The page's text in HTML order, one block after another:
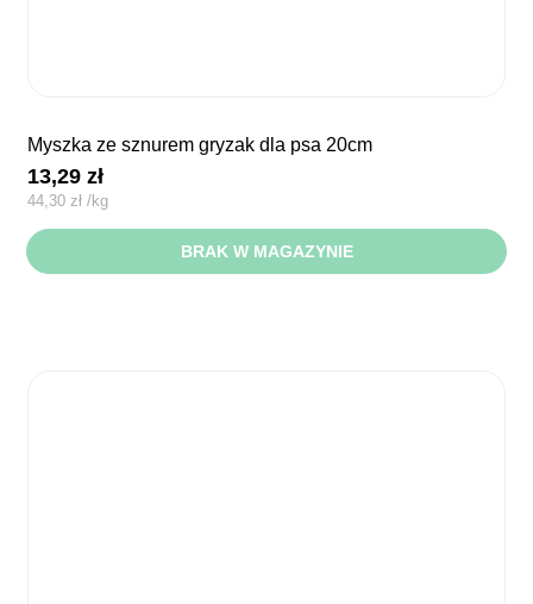
myszka ze sznurem gryzak dla psa 20cm
13,29zł
44,30 zł /kg
BRAK W MAGAZYNIE